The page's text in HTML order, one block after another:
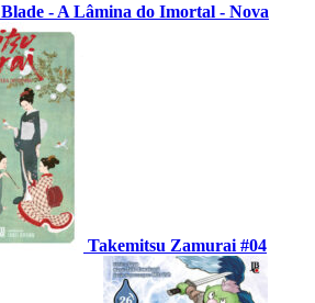
Blade - A Lâmina do Imortal - Nova
Takemitsu Zamurai #04